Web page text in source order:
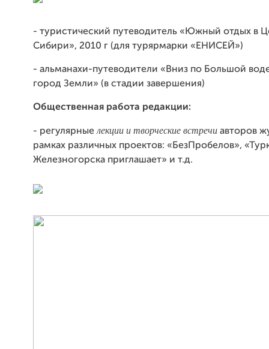
- туристический путеводитель «Южный отдых в
Сибири», 2010 г (для турярмарки «ЕНИСЕЙ»)
- альманахи-путеводители «Вниз по Большой
город Земли» (в стадии завершения)
Общественная работа редакции:
- регулярныелекции и творческие встречи авторов
рамках различных проектов: «БезПробелов»,
Железногорска приглашает» и т.д.